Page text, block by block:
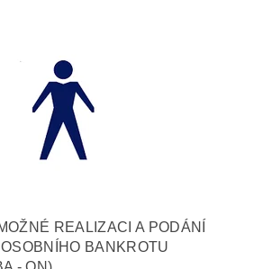
REALIZACI A PODÁNÍ
BANKROTU